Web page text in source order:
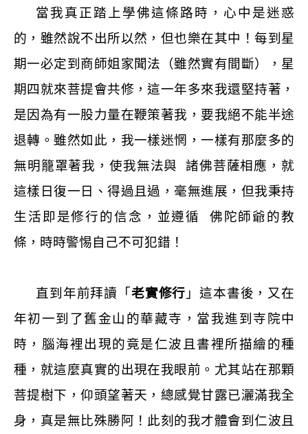
當我真正踏上學佛這條路時，心中是迷惑
的，雖然說不出所以然，但也樂在其中！每到星
期一必定到商師姐家聞法（雖然實有間斷），星
期四就來菩提會共修，這一年多來我還堅持著，
是因為有一股力量在鞭策著我，要我絕不能半途
退轉。雖然如此，我一樣迷惘，一樣有那麼多的
無明籠罩著我，使我無法與
諸佛菩薩相應，就
這樣日復一日、得過且過，毫無進展，但我秉持
生活即是修行的信念，並遵循
佛陀師爺的教
條，時時警惕自己不可犯錯！
直到年前拜讀「 老實修行 」這本書後，又在
年初一到了舊金山的華藏寺，當我進到寺院中
時，腦海裡出現的竟是仁波且書裡所描繪的種
種，就這麼真實的出現在我眼前。尤其站在那顆
菩提樹下，仰頭望著天，總感覺甘露已灑滿我全
身，真是無比殊勝阿！此刻的我才體會到仁波且